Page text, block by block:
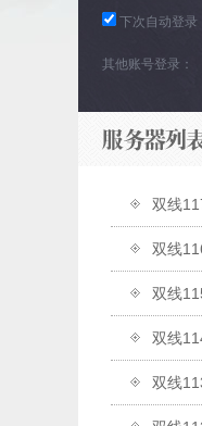
下次自动登录
其他账号登录：
双线
双线
双线
双线
双线